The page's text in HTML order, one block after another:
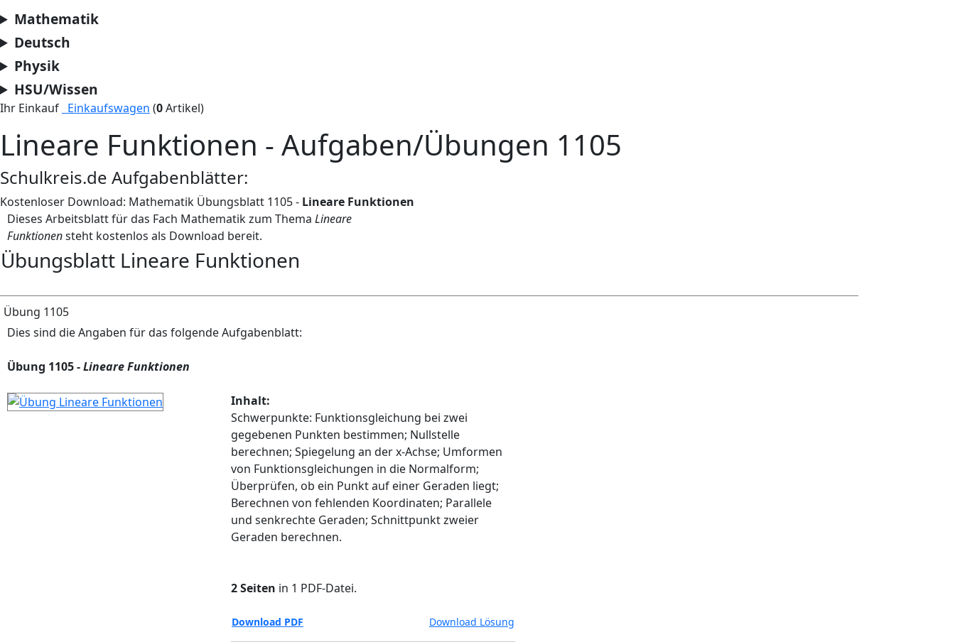
Mathematik
Deutsch
Physik
HSU/Wissen
Ihr Einkauf Einkaufswagen (0Artikel)
Lineare Funktionen - Aufgaben/Übungen 1105
Schulkreis.de Aufgabenblätter:
Kostenloser Download: Mathematik Übungsblatt 1105 - Lineare Funktionen
Dieses Arbeitsblatt für das Fach Mathematik zum Thema Lineare
Funktionensteht kostenlos als Download bereit.
Übungsblatt Lineare Funktionen
Übung 1105
Dies sind die Angaben für das folgende Aufgabenblatt:
Übung 1105 -Lineare Funktionen
Inhalt:
Schwerpunkte: Funktionsgleichung bei zwei
gegebenen Punkten bestimmen; Nullstelle
berechnen; Spiegelung an der x-Achse; Umformen
von Funktionsgleichungen in die Normalform;
Überprüfen, ob ein Punkt auf einer Geraden liegt;
Berechnen von fehlenden Koordinaten; Parallele
und senkrechte Geraden; Schnittpunkt zweier
Geraden berechnen.
2 Seiten in 1 PDF-Datei.
Download PDF Download Lösung